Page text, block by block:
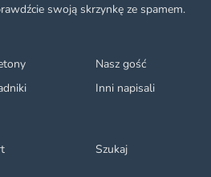
Nasz gość
Inni napisali
Szukaj
swoją skrzynkę ze spamem.